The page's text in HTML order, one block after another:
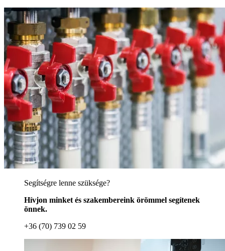
Segítségre lenne szüksége?
Hívjon minket és szakembereink örömmel segítenek
önnek.
+36 (70) 739 02 59